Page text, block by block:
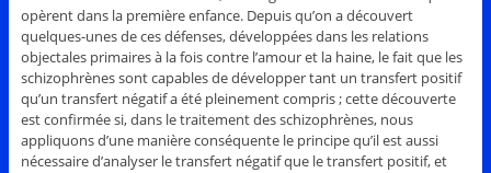
opèrent dans la première enfance. Depuis qu’on a découvert
quelques-unes de ces défenses, développées dans les relations
objectales primaires à la fois contre l’amour et la haine, le fait que les
schizophrènes sont capables de développer tant un transfert positif
qu’un transfert négatif a été pleinement compris ; cette découverte
est confirmée si, dans le traitement des schizophrènes, nous
appliquons d’une manière conséquente le principe qu’il est aussi
nécessaire d’analyser le transfert négatif que le transfert positif, et